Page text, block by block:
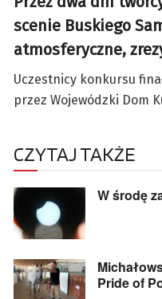
scenie Buskiego
atmosferyczne,
Uczestnicy konkursu
przez Wojewódzki Dom
CZYTAJ TAKŻE
W środę
Pride of